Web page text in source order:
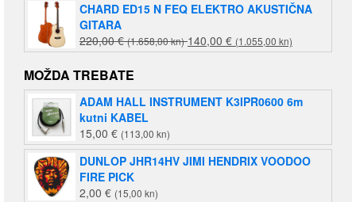
CHARD ED15 N FEQ ELEKTRO AKUSTIČNA
GITARA
220,00€ (1.658,00 kn)Izvorna
cijena
je:
220,00 €
140,00 € (1.055,00 kn)
cijena
140,00 €
(1.055,00
MOŽDA TREBATE
ADAM HALL INSTRUMENT K3IPR0600 6m
kutni KABEL
15,00 € (113,00 kn)
DUNLOP JHR14HV JIMI HENDRIX VOODOO
FIRE PICK
2,00 € (15,00 kn)